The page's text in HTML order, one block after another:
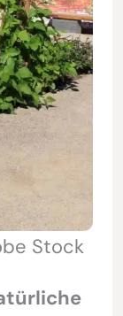
Stock